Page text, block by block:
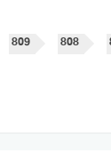
٨٠٨ ٨٠٩